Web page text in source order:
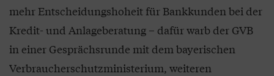
mehr Entscheidungshoheit für Bankkunden bei der
Kredit- und Anlageberatung – dafür warb der GVB
in einer Gesprächsrunde mit dem bayerischen
Verbraucherschutzministerium, weiteren